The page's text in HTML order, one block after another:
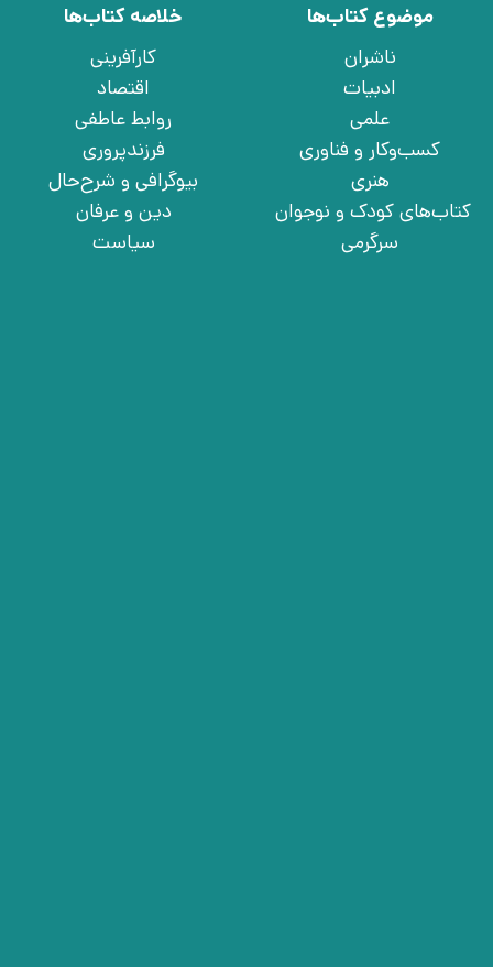
موضوع کتاب‌ها
ناشران
ادبیات
علمی
کسب‌وکار و فناوری
هنری
کتاب‌های کودک و نوجوان
سرگرمی
خلاصه کتاب‌ها
کارآفرینی
اقتصاد
روابط عاطفی
فرزندپروری
بیوگرافی و شرح‌حال
دین و عرفان
سیاست